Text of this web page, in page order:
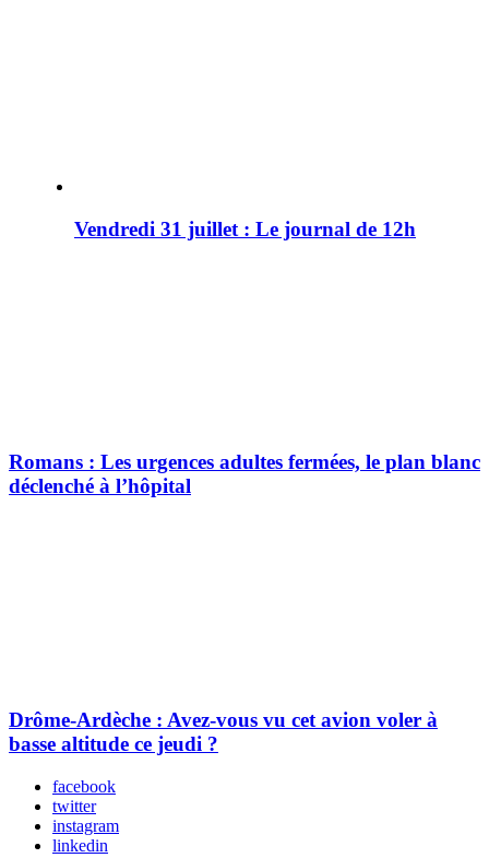
Vendredi 31 juillet : Le journal de 12h
Romans : Les urgences adultes fermées, le plan blanc
déclenché à l’hôpital
Drôme-Ardèche : Avez-vous vu cet avion voler à
basse altitude ce jeudi ?
facebook
twitter
instagram
linkedin